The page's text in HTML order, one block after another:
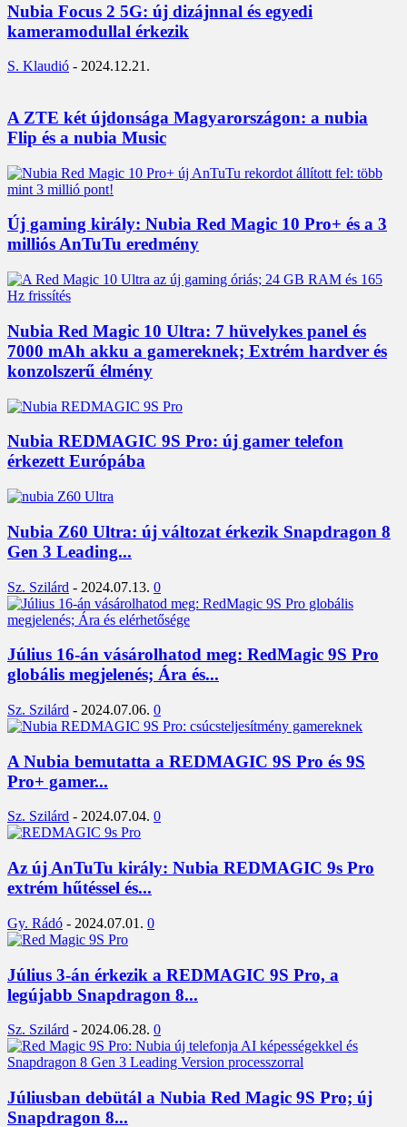
Nubia Focus 2 5G: új dizájnnal és egyedi
kameramodullal érkezik
S. Klaudió - 2024.12.21.
A ZTE két újdonsága Magyarországon: a nubia
Flip és a nubia Music
Új gaming király: Nubia Red Magic 10 Pro+ és a 3
milliós AnTuTu eredmény
Nubia Red Magic 10 Ultra: 7 hüvelykes panel és
7000 mAh akku a gamereknek; Extrém hardver és
konzolszerű élmény
Nubia REDMAGIC 9S Pro: új gamer telefon
érkezett Európába
Nubia Z60 Ultra: új változat érkezik Snapdragon 8
Gen 3 Leading...
Sz. Szilárd - 2024.07.13. 0
Július 16-án vásárolhatod meg: RedMagic 9S Pro
globális megjelenés; Ára és...
Sz. Szilárd - 2024.07.06. 0
A Nubia bemutatta a REDMAGIC 9S Pro és 9S
Pro+ gamer...
Sz. Szilárd - 2024.07.04. 0
Az új AnTuTu király: Nubia REDMAGIC 9s Pro
extrém hűtéssel és...
Gy. Rádó - 2024.07.01. 0
Július 3-án érkezik a REDMAGIC 9S Pro, a
legújabb Snapdragon 8...
Sz. Szilárd - 2024.06.28. 0
Júliusban debütál a Nubia Red Magic 9S Pro; új
Snapdragon 8...